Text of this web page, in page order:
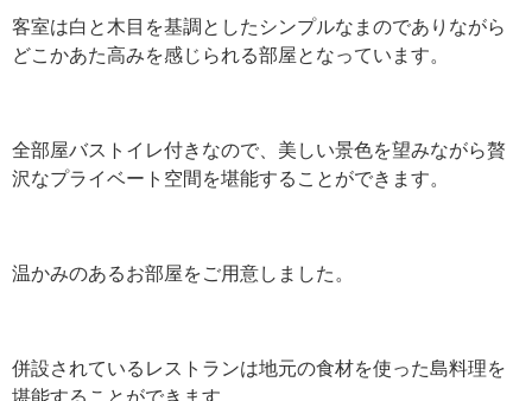
客室は白と木目を基調としたシンプルなまのでありながら
どこかあた高みを感じられる部屋となっています。
全部屋バストイレ付きなので、美しい景色を望みながら贅
沢なプライベート空間を堪能することができます。
温かみのあるお部屋をご用意しました。
併設されているレストランは地元の食材を使った島料理を
堪能することができます。